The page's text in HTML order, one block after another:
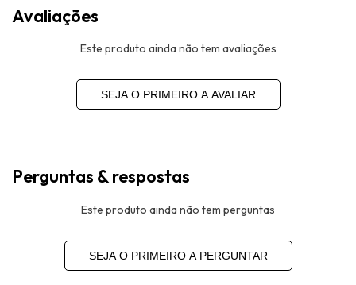
Avaliações
Este produto ainda não tem avaliações
SEJA O PRIMEIRO A AVALIAR
Perguntas & respostas
Este produto ainda não tem perguntas
SEJA O PRIMEIRO A PERGUNTAR